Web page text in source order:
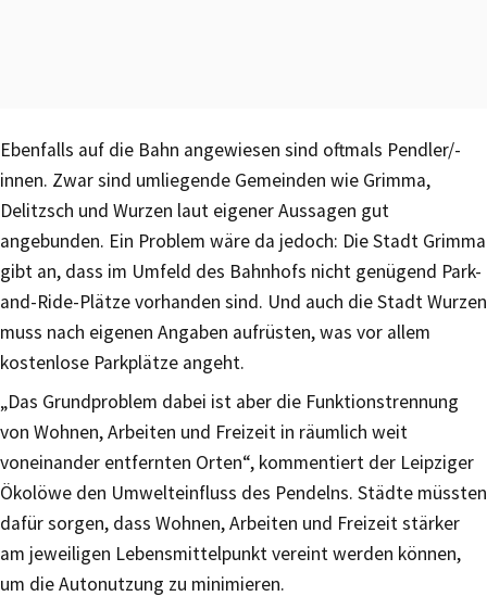
Ebenfalls auf die Bahn angewiesen sind oftmals Pendler/-
innen. Zwar sind umliegende Gemeinden wie Grimma,
Delitzsch und Wurzen laut eigener Aussagen gut
angebunden. Ein Problem wäre da jedoch: Die Stadt Grimma
gibt an, dass im Umfeld des Bahnhofs nicht genügend Park-
and-Ride-Plätze vorhanden sind. Und auch die Stadt Wurzen
muss nach eigenen Angaben aufrüsten, was vor allem
kostenlose Parkplätze angeht.
„Das Grundproblem dabei ist aber die Funktionstrennung
von Wohnen, Arbeiten und Freizeit in räumlich weit
voneinander entfernten Orten“, kommentiert der Leipziger
Ökolöwe den Umwelteinfluss des Pendelns. Städte müssten
dafür sorgen, dass Wohnen, Arbeiten und Freizeit stärker
am jeweiligen Lebensmittelpunkt vereint werden können,
um die Autonutzung zu minimieren.